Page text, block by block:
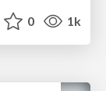
0 1k